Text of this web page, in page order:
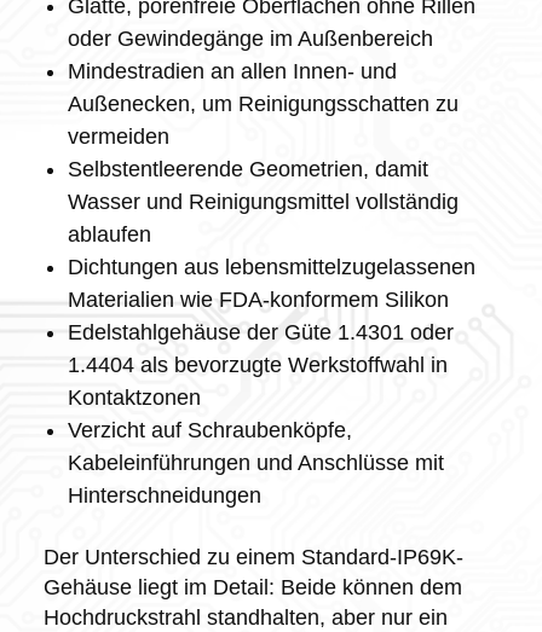
Glatte, porenfreie Oberflächen ohne Rillen
oder Gewindegänge im Außenbereich
Mindestradien an allen Innen- und
Außenecken, um Reinigungsschatten zu
vermeiden
Selbstentleerende Geometrien, damit
Wasser und Reinigungsmittel vollständig
ablaufen
Dichtungen aus lebensmittelzugelassenen
Materialien wie FDA-konformem Silikon
Edelstahlgehäuse der Güte 1.4301 oder
1.4404 als bevorzugte Werkstoffwahl in
Kontaktzonen
Verzicht auf Schraubenköpfe,
Kabeleinführungen und Anschlüsse mit
Hinterschneidungen
Der Unterschied zu einem Standard-IP69K-
Gehäuse liegt im Detail: Beide können dem
Hochdruckstrahl standhalten, aber nur ein